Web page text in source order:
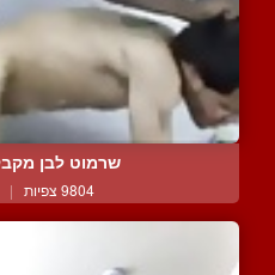
שרמוט לבן
9804 צפיות |